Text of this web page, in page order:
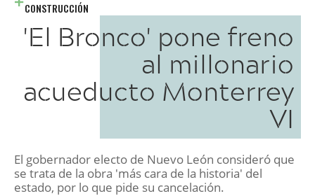
CONSTRUCCIÓN
'El Bronco' pone freno
al millonario
acueducto Monterrey
VI
El gobernador electo de Nuevo León consideró que
se trata de la obra 'más cara de la historia' del
estado, por lo que pide su cancelación.